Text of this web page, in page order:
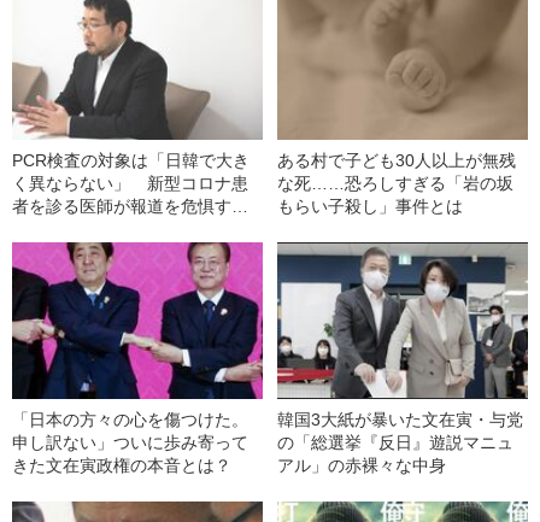
PCR検査の対象は「日韓で大き
く異ならない」 新型コロナ患
者を診る医師が報道を危惧する
ある村で子ども30人以上が無残
な死……恐ろしすぎる「岩の坂
もらい子殺し」事件とは
「日本の方々の心を傷つけた。
申し訳ない」ついに歩み寄って
きた文在寅政権の本音とは？
韓国3大紙が暴いた文在寅・与党
の「総選挙『反日』遊説マニュ
アル」の赤裸々な中身